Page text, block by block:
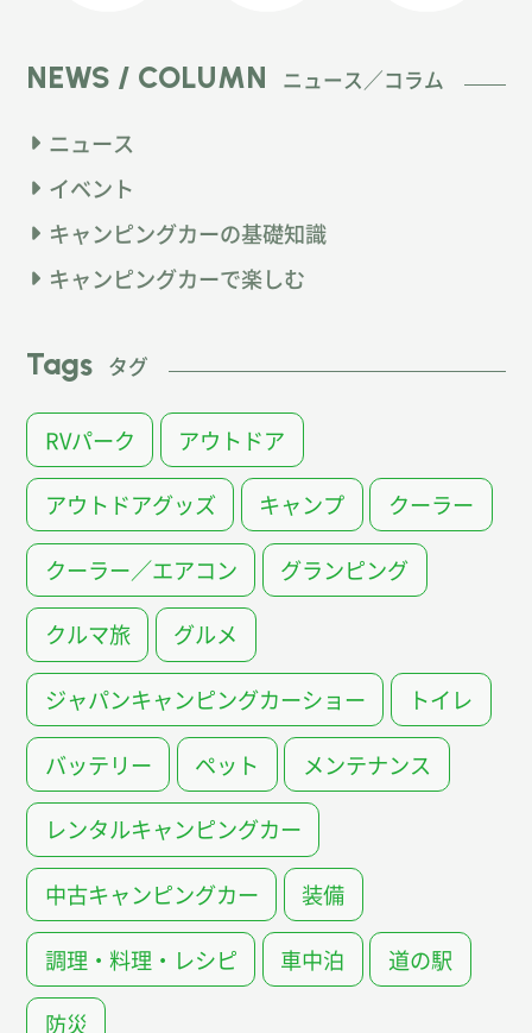
NEWS / COLUMN ニュース／コラム
ニュース
イベント
キャンピングカーの基礎知識
キャンピングカーで楽しむ
Tags タグ
RVパーク アウトドア
アウトドアグッズ キャンプ クーラー
クーラー／エアコン グランピング
クルマ旅 グルメ
ジャパンキャンピングカーショー トイレ
バッテリー ペット メンテナンス
レンタルキャンピングカー
中古キャンピングカー 装備
調理・料理・レシピ 車中泊 道の駅
防災